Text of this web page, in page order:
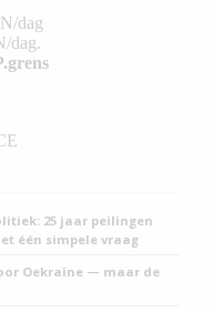
25 jaar peilingen
één simpele vraag
Oekraïne — maar de